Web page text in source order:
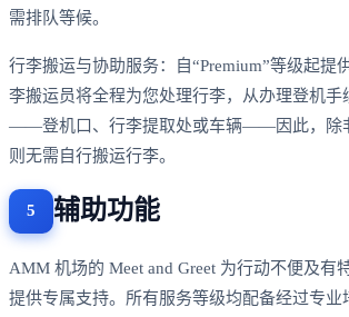
需排队等候。
行李搬运与协助服务：自“Premium”等级起提
李搬运员将全程为您处理行李，从办理登机手
——登机口、行李提取处或车辆——因此，除
则无需自行搬运行李。
辅助功能
AMM 机场的 Meet and Greet 为行动不便及有
提供专属支持。所有服务等级均配备经过专业